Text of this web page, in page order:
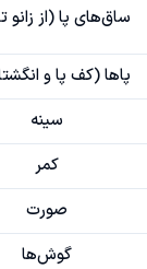
ساق‌های پا (از زانو
پاها (کف پا و
سینه
کمر
صورت
گوش‌ها